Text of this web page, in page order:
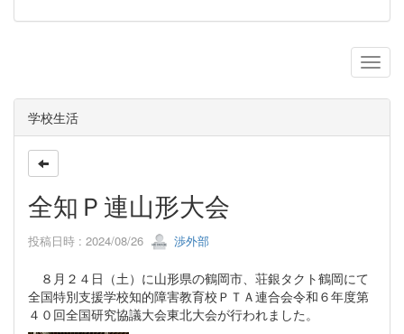
学校生活
全知Ｐ連山形大会
投稿日時 : 2024/08/26 渉外部
８月２４日（土）に山形県の鶴岡市、荘銀タクト鶴岡にて
全国特別支援学校知的障害教育校ＰＴＡ連合会令和６年度第
４０回全国研究協議大会東北大会が行われました。